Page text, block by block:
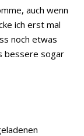
auch wenn
ich erst mal
noch etwas
bessere sogar